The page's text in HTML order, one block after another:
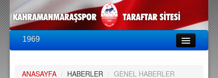
1969
PUAN DURUMU
ANASAYFA / HABERLER / GENEL HABERLER